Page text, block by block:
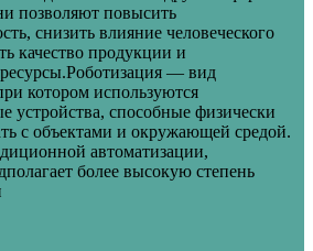
позволяют повысить
снизить влияние человеческого
качество продукции и
— вид
котором используются
устройства, способные физически
с объектами и окружающей средой.
автоматизации,
более высокую степень